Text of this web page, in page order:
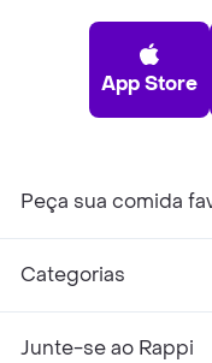
App Store
Peça sua comida
Categorias
Junte-se ao Rappi